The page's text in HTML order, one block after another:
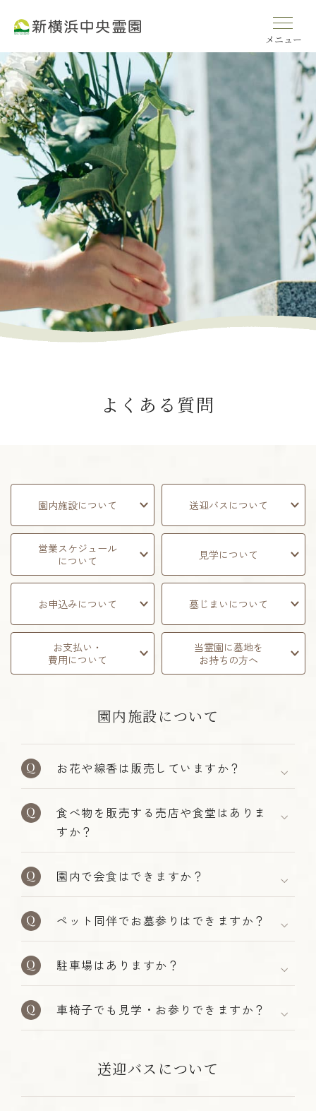
よくある質問
園内施設について 送迎バスについて
営業スケジュール
について
見学について
お申込みについて 墓じまいについて
お支払い・
費用について
当霊園に墓地を
お持ちの方へ
園内施設について
お花や線香は販売していますか？
食べ物を販売する売店や食堂はありま
すか？
園内で会食はできますか？
ペット同伴でお墓参りはできますか？
駐車場はありますか？
車椅子でも見学・お参りできますか？
送迎バスについて